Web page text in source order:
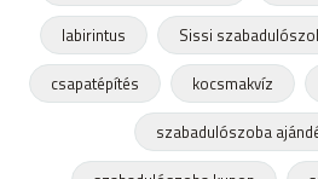
labirintus
Sissi
csapatépítés
kocsmakvíz
szabadulószoba